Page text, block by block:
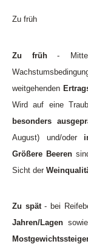
Zu früh
Zu früh
-
weitgehenden
Wird auf eine
besonders
August) und/oder
Größere Beeren
Sicht der
Zu spät - bei
Jahren/Lagen